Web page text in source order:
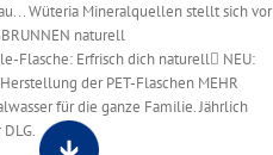
Wüteria Mineralquellen stellt sich vor
naturell
Flasche: Erfrisch dich naturell
NEU:
der PET-Flaschen MEHR
für die ganze Familie. Jährlich